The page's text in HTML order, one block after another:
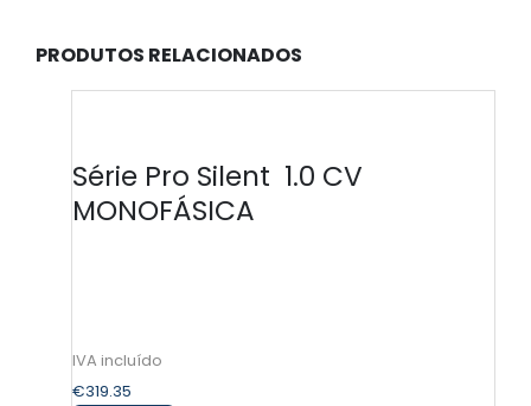
PRODUTOS RELACIONADOS
Série Pro Silent 1.0 CV
MONOFÁSICA
€319.35